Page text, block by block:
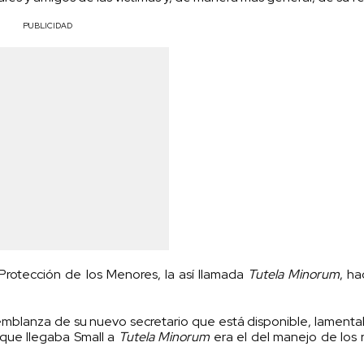
PUBLICIDAD
de los Menores, la así llamada Tutela Minorum,
de su nuevo secretario que está disponible,
llegaba Small a Tutela Minorum era el del manejo de los